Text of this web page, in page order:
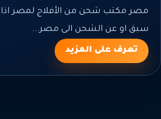
مصر مكتب شحن من الأفلاج لمصر
سبق او عن الشحن الى مصر...
تعرف على المزيد